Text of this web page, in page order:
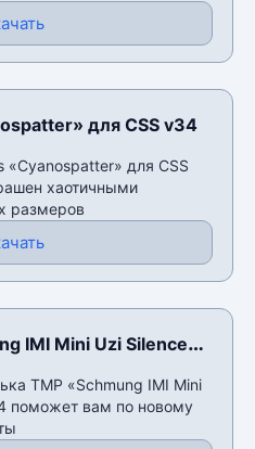
для CSS v34
для CSS
хаотичными
размеров
IMI Mini Uzi Silenced»
TMP «Schmung IMI Mini
поможет вам по новому